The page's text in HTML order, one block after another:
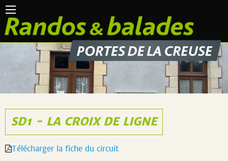
SD1 - LA CROIX DE LIGNE
Télécharger la fiche du circuit